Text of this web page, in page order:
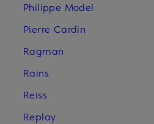
Philippe Model
Pierre Cardin
Ragman
Rains
Reiss
Replay